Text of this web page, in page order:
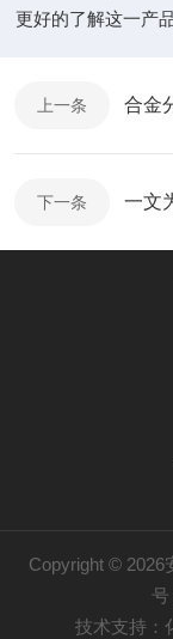
更好的了解这一产品
上一条
下一条 一文
Copyright ©
号
技术支持：